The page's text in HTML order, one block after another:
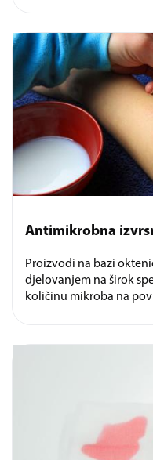
Antimikrobna
Proizvodi na bazi
djelovanjem na širok
količinu mikroba na